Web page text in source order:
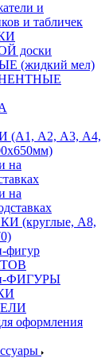
и
и табличек
доски
(жидкий мел)
(А1, А2, А3, А4,
на
на
(круглые, А8,
ФИГУРЫ
оформления